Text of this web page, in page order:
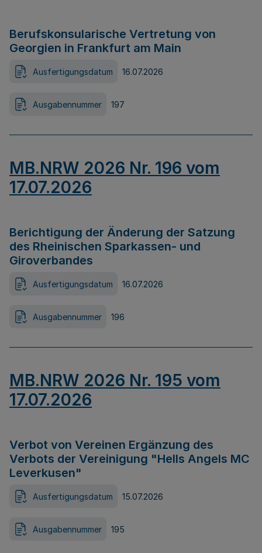
Berufskonsularische Vertretung von
Georgien in Frankfurt am Main
Ausfertigungsdatum 16.07.2026
Ausgabennummer 197
MB.NRW 2026 Nr. 196 vom
17.07.2026
Berichtigung der Änderung der Satzung
des Rheinischen Sparkassen- und
Giroverbandes
Ausfertigungsdatum 16.07.2026
Ausgabennummer 196
MB.NRW 2026 Nr. 195 vom
17.07.2026
Verbot von Vereinen Ergänzung des
Verbots der Vereinigung "Hells Angels MC
Leverkusen"
Ausfertigungsdatum 15.07.2026
Ausgabennummer 195